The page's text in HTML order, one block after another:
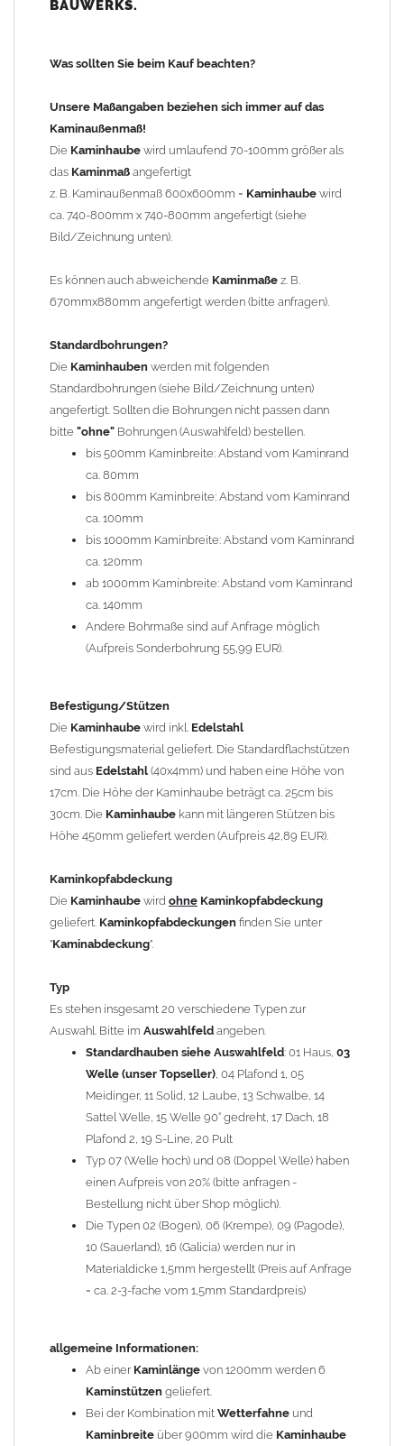
100mm
120mm
140mm
Andere Bohrmaße sind auf Anfrage möglich (Aufpreis
Sonderbohrung 55,99 EUR).
Befestigung/Stützen
Kaminhaubewird inkl. EdelstahlBefestigungsmaterial
geliefert. Die Standardflachstützen sind aus
beträgt ca. 25cm bis 30cm. DieKaminhaubekann mit längeren
Stützen bis Höhe 450mm geliefert werden (Aufpreis 42,89 EUR).
Kaminkopfabdeckung
Kaminhaubewirdohne Kaminkopfabdeckung
Kaminkopfabdeckungenfinden Sie unter "Kaminabdeckung
Es stehen insgesamt 20 verschiedene Typen zur Auswahl. Bitte
Auswahlfeldangeben.
Standardhauben siehe Auswahlfeld: 01 Haus,03 Welle
(unser Topseller)
Laube, 13 Schwalbe, 14 Sattel Welle, 15 Welle 90° gedreht,
17 Dach, 18 Plafond 2, 19 S-Line, 20 Pult
Typ 07 (Welle hoch) und 08 (Doppel Welle) haben einen
Aufpreis von 20% (bitte anfragen - Bestellung nicht über
Shop möglich).
Die Typen 02 (Bogen), 06 (Krempe), 09 (Pagode), 10
1,5mm hergestellt (Preis auf Anfrage = ca. 2-3-fache vom
1,5mm Standardpreis)
allgemeine Informationen:
Ab einer Kaminlängevon 1200mm werden 6
Kaminstützengeliefert.
Bei der Kombination mitWetterfahneundKaminbreite
angefertigt.
DieKaminhaubekann mitklappbaren Stützen
für 4 Stützen = 96,89 EUR, Länge ab 1200mm 6 Stützen =
145,39 EUR) geliefert werden.
Ihrem zuständigen
Hinweis: FürKaminhaubenundKaminabdeckungenkönnen wir
Nachnahme anbieten!
Lieferzeit: ca. 1-2 Wochen nach Zahlungseingang
Sonderanfertigung: Die Kaminhaube wird kundenspezifisch
angefertigt - keine Rücknahme möglich!
Zum Bild vergößern, bitte auf das Bild klicken!
BAUWERKS.
Was sollten Sie beim Kauf beachten?
Unsere Maßangaben beziehen sich immer auf das
Kaminaußenmaß!
Die Kaminhaube wird umlaufend 70-100mm größer als
das Kaminmaß angefertigt
z. B. Kaminaußenmaß 600x600mm = Kaminhaube wird
ca. 740-800mm x 740-800mm angefertigt (siehe
Bild/Zeichnung unten).
Es können auch abweichende Kaminmaße z. B.
670mmx880mm angefertigt werden (bitte anfragen).
Standardbohrungen?
Die Kaminhauben werden mit folgenden
Standardbohrungen (siehe Bild/Zeichnung unten)
angefertigt. Sollten die Bohrungen nicht passen dann
bitte "ohne" Bohrungen (Auswahlfeld) bestellen.
bis 500mm Kaminbreite: Abstand vom Kaminrand
ca. 80mm
bis 800mm Kaminbreite: Abstand vom Kaminrand
ca. 100mm
bis 1000mm Kaminbreite: Abstand vom Kaminrand
ca. 120mm
ab 1000mm Kaminbreite: Abstand vom Kaminrand
ca. 140mm
Andere Bohrmaße sind auf Anfrage möglich
(Aufpreis Sonderbohrung 55,99 EUR).
Befestigung/Stützen
Die Kaminhaube wird inkl. Edelstahl
Befestigungsmaterial geliefert. Die Standardflachstützen
sind aus Edelstahl (40x4mm) und haben eine Höhe von
17cm. Die Höhe der Kaminhaube beträgt ca. 25cm bis
30cm. Die Kaminhaube kann mit längeren Stützen bis
Höhe 450mm geliefert werden (Aufpreis 42,89 EUR).
Kaminkopfabdeckung
Die Kaminhaube wird ohne Kaminkopfabdeckung
geliefert. Kaminkopfabdeckungen finden Sie unter
"Kaminabdeckung".
Typ
Es stehen insgesamt 20 verschiedene Typen zur
Auswahl. Bitte im Auswahlfeld angeben.
Standardhauben siehe Auswahlfeld: 01 Haus, 03
Welle (unser Topseller), 04 Plafond 1, 05
Meidinger, 11 Solid, 12 Laube, 13 Schwalbe, 14
Sattel Welle, 15 Welle 90° gedreht, 17 Dach, 18
Plafond 2, 19 S-Line, 20 Pult
Typ 07 (Welle hoch) und 08 (Doppel Welle) haben
einen Aufpreis von 20% (bitte anfragen -
Bestellung nicht über Shop möglich).
Die Typen 02 (Bogen), 06 (Krempe), 09 (Pagode),
10 (Sauerland), 16 (Galicia) werden nur in
Materialdicke 1,5mm hergestellt (Preis auf Anfrage
= ca. 2-3-fache vom 1,5mm Standardpreis)
allgemeine Informationen:
Ab einer Kaminlänge von 1200mm werden 6
Kaminstützen geliefert.
Bei der Kombination mit Wetterfahne und
Kaminbreite über 900mm wird die Kaminhaube